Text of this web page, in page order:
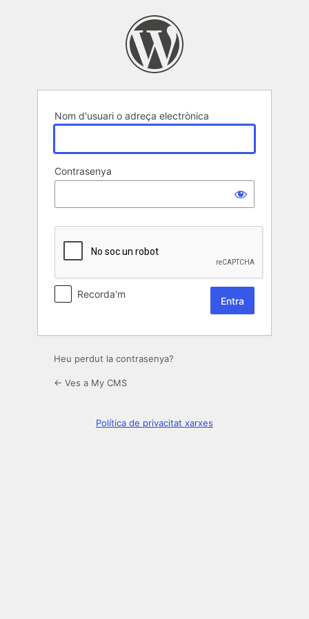
Nom d'usuari o adreça electrònica
Contrasenya
Recorda'm
Heu perdut la contrasenya?
← Ves a My CMS
Política de privacitat xarxes